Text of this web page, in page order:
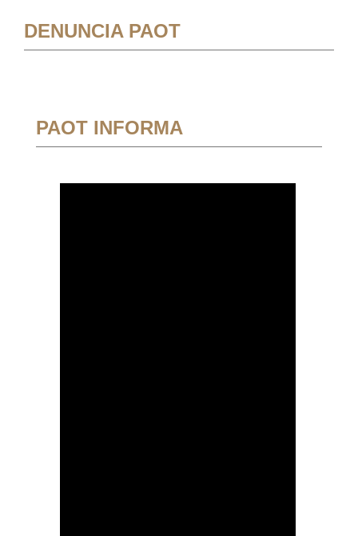
DENUNCIA PAOT
PAOT INFORMA